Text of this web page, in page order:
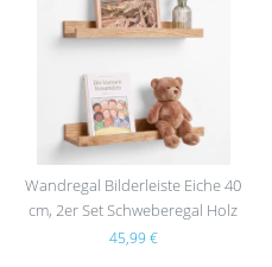
Wandregal Bilderleiste Eiche 40
cm, 2er Set Schweberegal Holz
45,99 €